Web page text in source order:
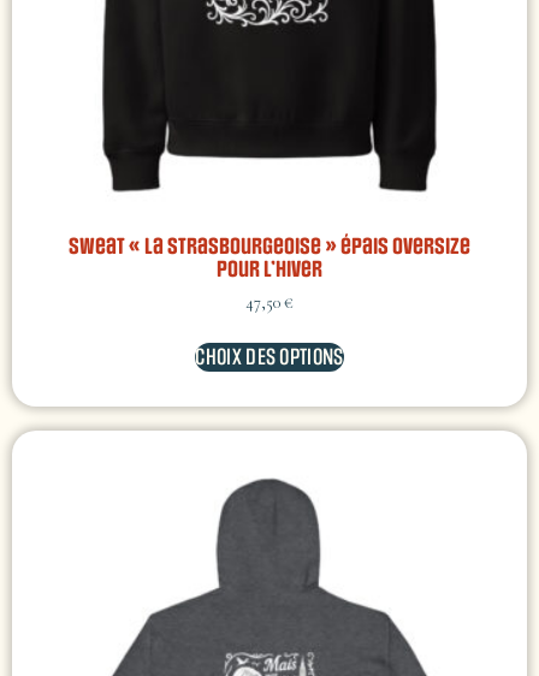
Sweat « La Strasbourgeoise » épais oversize
pour l’hiver
47,50€
CHOIX DES OPTIONS